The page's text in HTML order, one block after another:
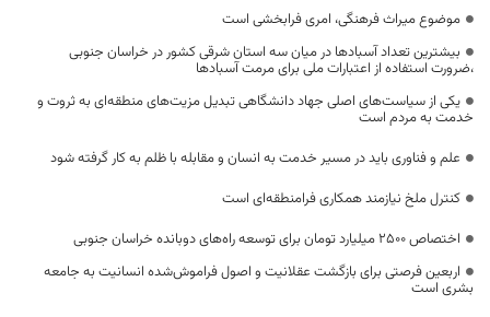
موضوع میراث فرهنگی، امری فرابخشی است
بیشترین تعداد آسبادها در میان سه استان شرقی کشور در خراسان جنوبی
،ضرورت استفاده از اعتبارات ملی برای مرمت آسبادها
یکی از سیاست‌های اصلی جهاد دانشگاهی تبدیل مزیت‌های منطقه‌ای به ثروت و
خدمت به مردم است
علم و فناوری باید در مسیر خدمت به انسان و مقابله با ظلم به کار گرفته شود
کنترل ملخ نیازمند همکاری فرامنطقه‌ای است
اختصاص 2500 میلیارد تومان برای توسعه راه‌های دوبانده خراسان جنوبی
اربعین فرصتی برای بازگشت عقلانیت و اصول فراموش‌شده انسانیت به جامعه
بشری است